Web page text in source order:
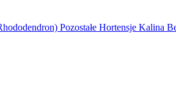
Pozostałe Hortensje Kalina